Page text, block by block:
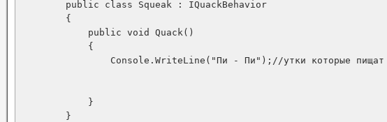
        public class Squeak : IQuackBehavior
        {
            public void Quack()
            {
                Console.WriteLine("Пи - Пи");//утки которые пищат
            }
        }